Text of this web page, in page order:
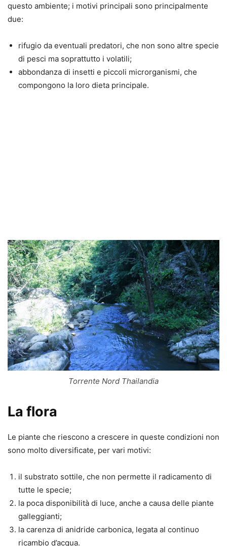
questo ambiente; i motivi principali sono principalmente
due:
rifugio da eventuali predatori, che non sono altre specie
di pesci ma soprattutto i volatili;
abbondanza di insetti e piccoli microrganismi, che
compongono la loro dieta principale.
Torrente Nord Thailandia
La flora
Le piante che riescono a crescere in queste condizioni non
sono molto diversificate, per vari motivi:
il substrato sottile, che non permette il radicamento di
tutte le specie;
la poca disponibilità di luce, anche a causa delle piante
galleggianti;
la carenza di anidride carbonica, legata al continuo
ricambio d’acqua.